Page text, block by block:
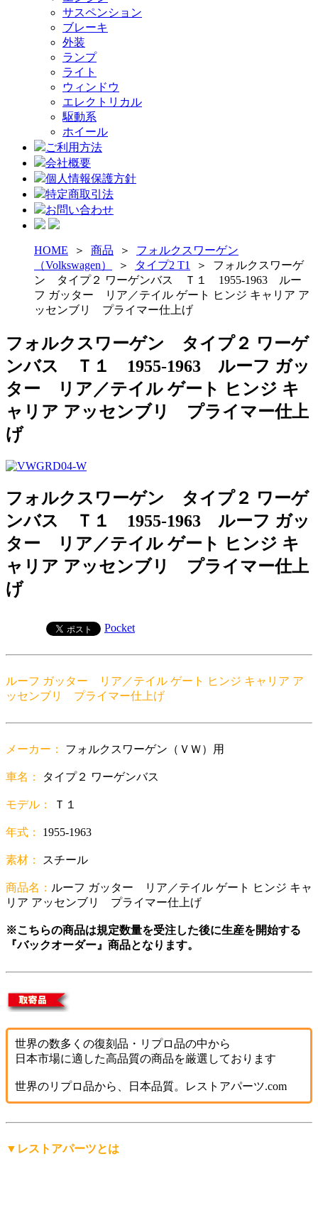
サスペンション
ブレーキ
外装
ランプ
ライト
ウィンドウ
エレクトリカル
駆動系
ホイール
ご利用方法
会社概要
個人情報保護方針
特定商取引法
お問い合わせ
HOME ＞ 商品 ＞ フォルクスワーゲン
（Volkswagen）
＞ タイプ2 T1 ＞ フォルクスワーゲ
ン タイプ２ ワーゲンバス Ｔ１ 1955-1963 ルー
フ ガッター リア／テイル ゲート ヒンジ キャリア ア
ッセンブリ プライマー仕上げ
フォルクスワーゲン タイプ２ ワーゲ
ンバス Ｔ１ 1955-1963 ルーフ ガッ
ター リア／テイル ゲート ヒンジ キ
ャリア アッセンブリ プライマー仕上
げ
フォルクスワーゲン タイプ２ ワーゲ
ンバス Ｔ１ 1955-1963 ルーフ ガッ
ター リア／テイル ゲート ヒンジ キ
ャリア アッセンブリ プライマー仕上
げ
Pocket
ルーフ ガッター リア／テイル ゲート ヒンジ キャリア ア
ッセンブリ プライマー仕上げ
メーカー： フォルクスワーゲン（ＶＷ）用
車名： タイプ２ ワーゲンバス
モデル： Ｔ１
年式： 1955-1963
素材： スチール
商品名： ルーフ ガッター リア／テイル ゲート ヒンジ キャ
リア アッセンブリ プライマー仕上げ
※こちらの商品は規定数量を受注した後に生産を開始する
『バックオーダー』商品となります。
世界の数多くの復刻品・リプロ品の中から
日本市場に適した高品質の商品を厳選しております
世界のリプロ品から、日本品質。レストアパーツ.com
▼レストアパーツとは